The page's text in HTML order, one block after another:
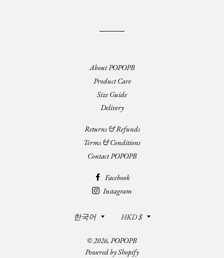
About POPOPB
Product Care
Size Guide
Delivery
Returns & Refunds
Terms & Conditions
Contact POPOPB
Facebook
Instagram
언
한국어
통
HKD $
© 2026, POPOPB
Powered by Shopify